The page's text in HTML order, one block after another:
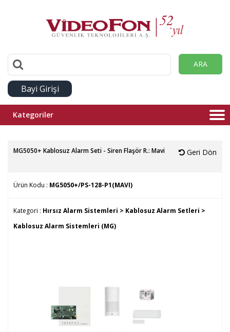
ARA
Bayi Girişi
Kategoriler
MG5050+ Kablosuz Alarm Seti - Siren Flaşör R.: Mavi Geri Dön
Ürün Kodu : MG5050+/PS-128-P1(MAVI)
Kategori : Hırsız Alarm Sistemleri > Kablosuz Alarm Setleri >
Kablosuz Alarm Sistemleri (MG)